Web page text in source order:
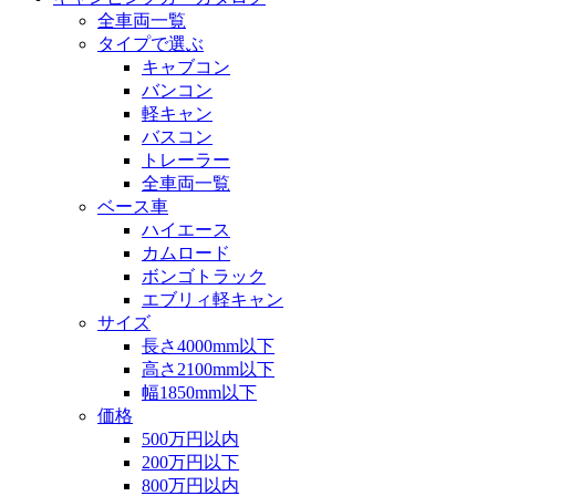
全車両一覧
タイプで選ぶ
キャブコン
バンコン
軽キャン
バスコン
トレーラー
全車両一覧
ベース車
ハイエース
カムロード
ボンゴトラック
エブリィ軽キャン
サイズ
長さ4000mm以下
高さ2100mm以下
幅1850mm以下
価格
500万円以内
200万円以下
800万円以内